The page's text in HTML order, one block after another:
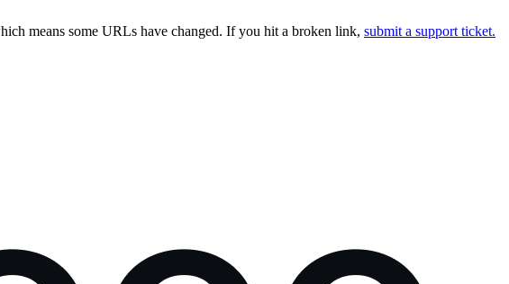
means some URLs have changed. If you hit a broken link, submit a support ticket.